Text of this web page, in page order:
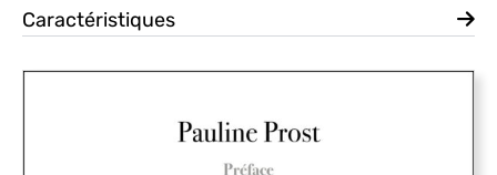
Caractéristiques